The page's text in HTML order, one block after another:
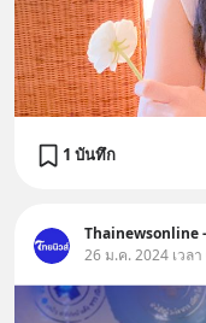
1 บันทึก
Thainewsonline
26 ม.ค. 2024 เวล